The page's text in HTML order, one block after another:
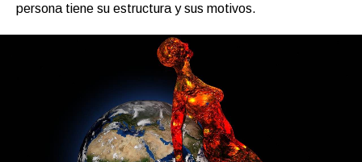
persona tiene su estructura y sus motivos.